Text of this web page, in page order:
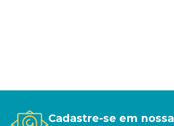
Cadastre-se em